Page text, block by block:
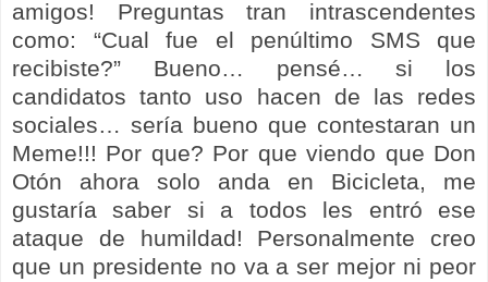
amigos! Preguntas tran intrascendentes
como: “Cual fue el penúltimo SMS que
recibiste?” Bueno… pensé… si los
candidatos tanto uso hacen de las redes
sociales… sería bueno que contestaran un
Meme!!! Por que? Por que viendo que Don
Otón ahora solo anda en Bicicleta, me
gustaría saber si a todos les entró ese
ataque de humildad! Personalmente creo
que un presidente no va a ser mejor ni peor